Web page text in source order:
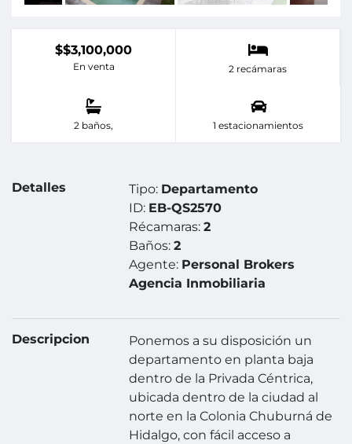
$$3,100,000
En venta 2 recámaras
2 baños, 1 estacionamientos
Detalles Tipo: Departamento
ID: EB-QS2570
Récamaras:2
Baños:2
Agente: Personal Brokers
Agencia Inmobiliaria
Descripcion
Ponemos a su disposición un
departamento en planta baja
dentro de la Privada Céntrica,
ubicada dentro de la ciudad al
norte en la Colonia Chuburná de
Hidalgo, con fácil acceso a